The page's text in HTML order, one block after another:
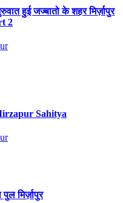
हुई जज्बातो के शहर मिर्ज़ापुर
2
Mirzapur Sahitya
मिर्ज़ापुर